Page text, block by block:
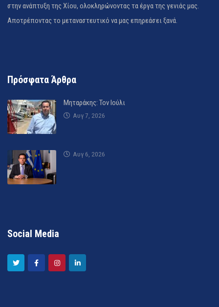
στην ανάπτυξη της Χίου, ολοκληρώνοντας τα έργα της γενιάς μας.
Αποτρέποντας το μεταναστευτικό να μας επηρεάσει ξανά.
Πρόσφατα Άρθρα
Μηταράκης: Τον Ιούλι
Αυγ 7, 2026
Αυγ 6, 2026
Social Media